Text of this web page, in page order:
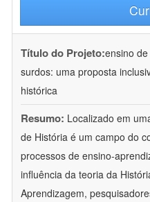
Título do Projeto:ensino
surdos: uma proposta
histórica
Resumo: Localizado em
de História é um campo do
processos de ensino-
influência da teoria da
Aprendizagem,